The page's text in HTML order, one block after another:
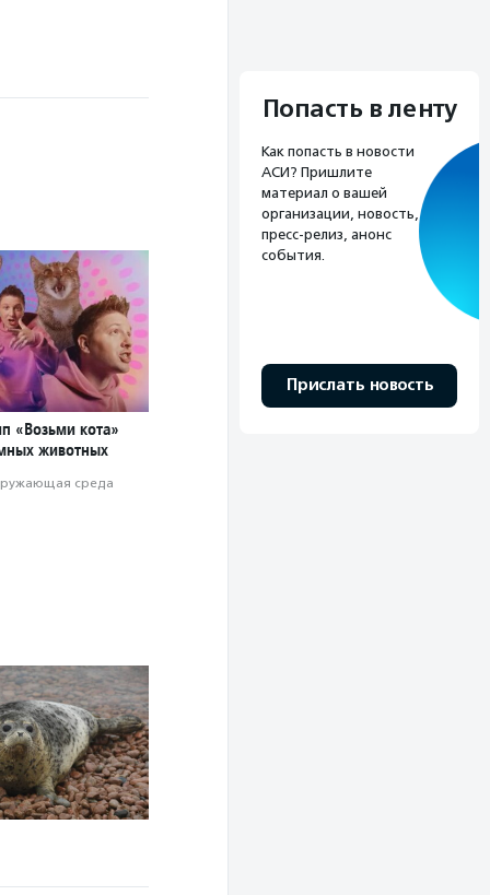
«Возьми кота»
животных
среда
Попасть в ленту
Как попасть в новости
АСИ? Пришлите
материал о вашей
организации, новость,
пресс-релиз, анонс
события.
Прислать новость